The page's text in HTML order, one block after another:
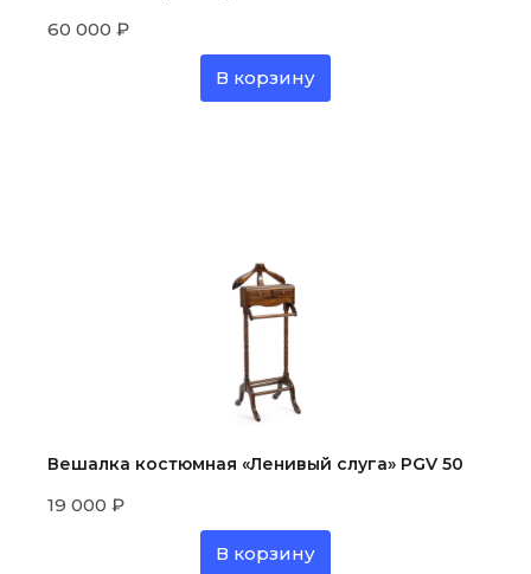
60 000 ₽
В корзину
Вешалка костюмная «Ленивый слуга» PGV 50
19 000 ₽
В корзину